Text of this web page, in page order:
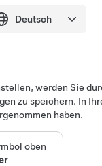
werden Sie
zu speichern. In
haben.
oben